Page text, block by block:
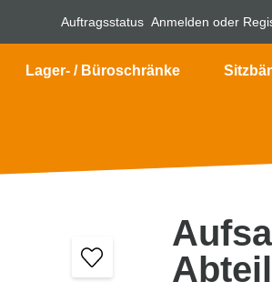
Auftragsstatus Anmelden oder
Lager- / Büroschränke